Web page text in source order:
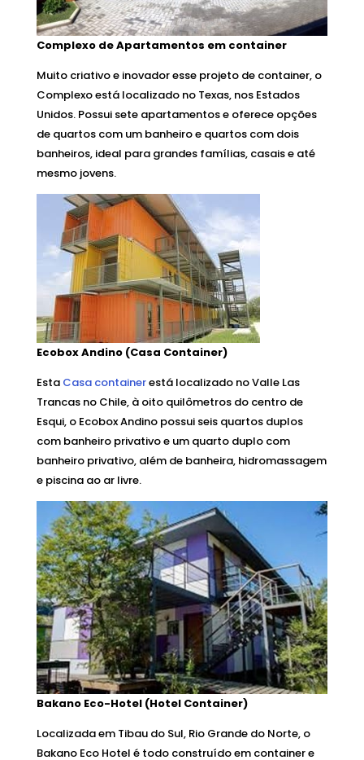
Complexo de Apartamentos em container
Muito criativo e inovador esse projeto de container, o
Complexo está localizado no Texas, nos Estados
Unidos. Possui sete apartamentos e oferece opções
de quartos com um banheiro e quartos com dois
banheiros, ideal para grandes famílias, casais e até
mesmo jovens.
Ecobox Andino (Casa Container)
Esta Casa containerestá localizado no Valle Las
Trancas no Chile, à oito quilômetros do centro de
Esqui, o Ecobox Andino possui seis quartos duplos
com banheiro privativo e um quarto duplo com
banheiro privativo, além de banheira, hidromassagem
e piscina ao ar livre.
Bakano Eco-Hotel (Hotel Container)
Localizada em Tibau do Sul, Rio Grande do Norte, o
Bakano Eco Hotel é todo construído em container e